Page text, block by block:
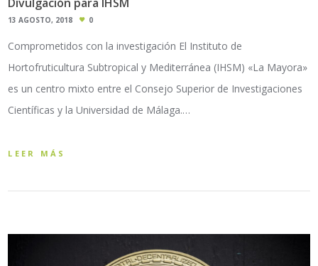
13 AGOSTO, 2018 0
Comprometidos con la investigación El Instituto de
Hortofruticultura Subtropical y Mediterránea (IHSM) «La Mayora»
es un centro mixto entre el Consejo Superior de Investigaciones
Científicas y la Universidad de Málaga.…
LEER MÁS